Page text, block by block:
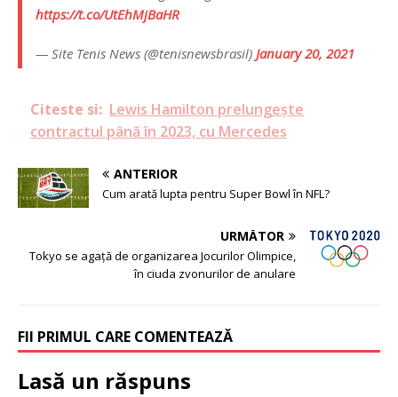
https://t.co/UtEhMjBaHR
— Site Tenis News (@tenisnewsbrasil) January 20, 2021
Citeste si: Lewis Hamilton prelungește
contractul până în 2023, cu Mercedes
ANTERIOR
Cum arată lupta pentru Super Bowl în NFL?
URMĂTOR
Tokyo se agață de organizarea Jocurilor Olimpice,
în ciuda zvonurilor de anulare
FII PRIMUL CARE COMENTEAZĂ
Lasă un răspuns